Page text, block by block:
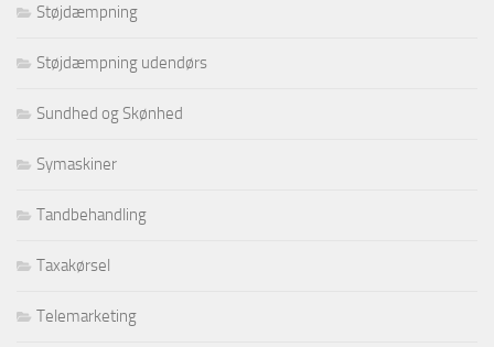
Støjdæmpning
Støjdæmpning udendørs
Sundhed og Skønhed
Symaskiner
Tandbehandling
Taxakørsel
Telemarketing